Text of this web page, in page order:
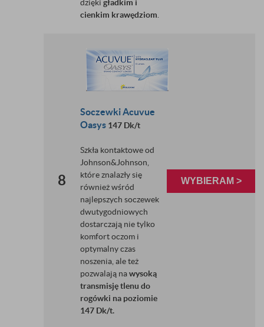
dzięki gładkim i
cienkim krawędziom
8
Soczewki Acuvue
Oasys 147 Dk/t
Szkła kontaktowe od
Johnson&Johnson,
które znalazły się
również wśród
najlepszych soczewek
dwutygodniowych
dostarczają nie tylko
komfort oczom i
optymalny czas
noszenia, ale też
pozwalają nawysoką
transmisję tlenu do
rogówki na poziomie
147 Dk/t.
WYBIERAM >